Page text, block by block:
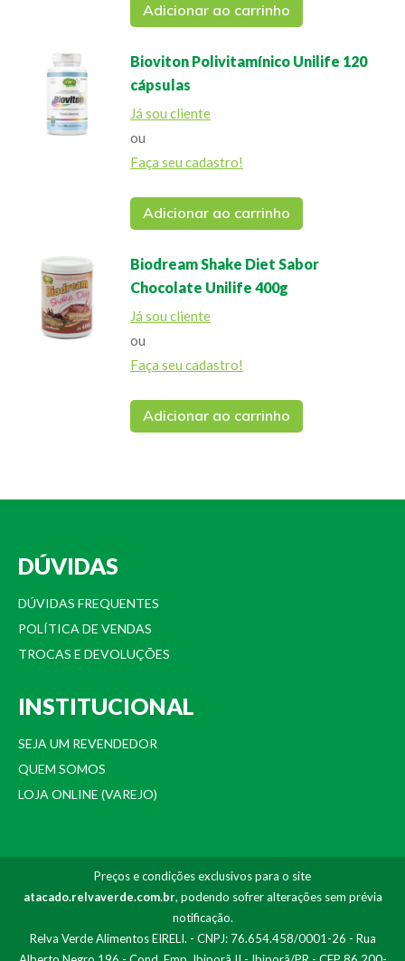
Adicionar ao carrinho
Bioviton Polivitamínico Unilife 120
cápsulas
Já sou cliente
ou
Faça seu cadastro!
Adicionar ao carrinho
Biodream Shake Diet Sabor
Chocolate Unilife 400g
Já sou cliente
ou
Faça seu cadastro!
Adicionar ao carrinho
DÚVIDAS
DÚVIDAS FREQUENTES
POLÍTICA DE VENDAS
TROCAS E DEVOLUÇÕES
INSTITUCIONAL
SEJA UM REVENDEDOR
QUEM SOMOS
LOJA ONLINE (VAREJO)
Preços e condições exclusivos para o site
atacado.relvaverde.com.br, podendo sofrer alterações sem prévia
notificação.
Relva Verde Alimentos EIRELI. - CNPJ: 76.654.458/0001-26 - Rua